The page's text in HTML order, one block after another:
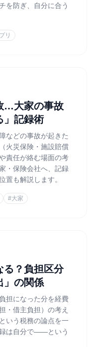
を防ぎ、自分に合う
リ
…大家の事故
」記録術
などの事故が起きた
火災保険・施設賠償
責任が絡む場面の考
・保険会社へ、記録
も解説します。
#大家
る？負担区分
」の関係
担になった分を経費
・借主負担）の考え
いう税務の論点を一
は自分で——という